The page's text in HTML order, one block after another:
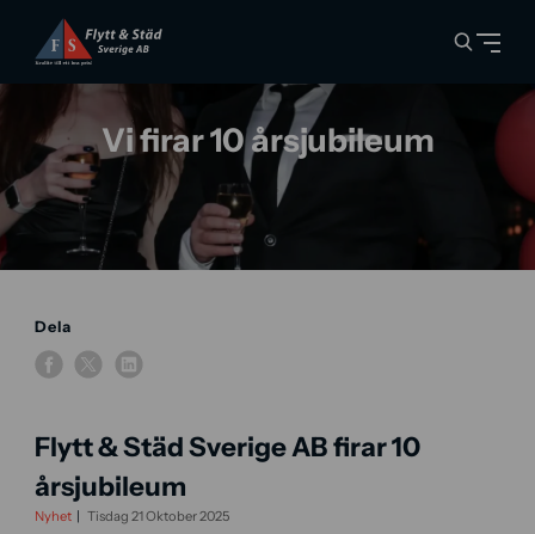
Vi firar 10 årsjubileum
Dela
Flytt & Städ Sverige AB firar 10
årsjubileum
Nyhet Tisdag 21 Oktober 2025